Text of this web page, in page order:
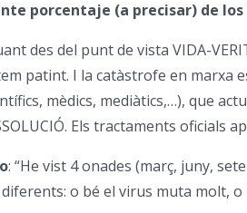
porcentaje (a precisar) de
des del punt de vista VIDA-
patint. I la catàstrofe en marxa
mèdics, mediàtics,…), que
Els tractaments oficials
: “He vist 4 onades (març, juny,
o bé el virus muta molt,